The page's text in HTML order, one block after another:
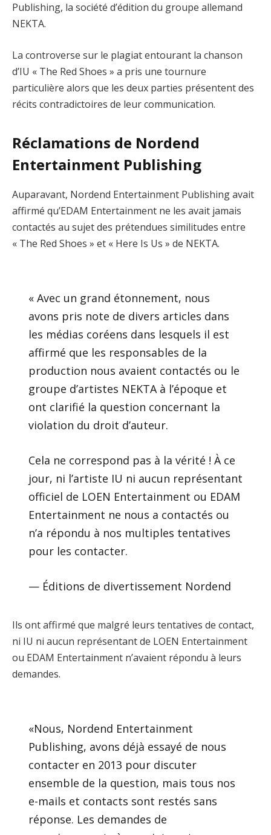
Publishing, la société d’édition du groupe allemand
NEKTA.
La controverse sur le plagiat entourant la chanson
d’IU « The Red Shoes » a pris une tournure
particulière alors que les deux parties présentent des
récits contradictoires de leur communication.
Réclamations de Nordend
Entertainment Publishing
Auparavant, Nordend Entertainment Publishing avait
affirmé qu’EDAM Entertainment ne les avait jamais
contactés au sujet des prétendues similitudes entre
« The Red Shoes » et « Here Is Us » de NEKTA.
« Avec un grand étonnement, nous
avons pris note de divers articles dans
les médias coréens dans lesquels il est
affirmé que les responsables de la
production nous avaient contactés ou le
groupe d’artistes NEKTA à l’époque et
ont clarifié la question concernant la
violation du droit d’auteur.
Cela ne correspond pas à la vérité ! À ce
jour, ni l’artiste IU ni aucun représentant
officiel de LOEN Entertainment ou EDAM
Entertainment ne nous a contactés ou
n’a répondu à nos multiples tentatives
pour les contacter.
— Éditions de divertissement Nordend
Ils ont affirmé que malgré leurs tentatives de contact,
ni IU ni aucun représentant de LOEN Entertainment
ou EDAM Entertainment n’avaient répondu à leurs
demandes.
«Nous, Nordend Entertainment
Publishing, avons déjà essayé de nous
contacter en 2013 pour discuter
ensemble de la question, mais tous nos
e-mails et contacts sont restés sans
réponse. Les demandes de